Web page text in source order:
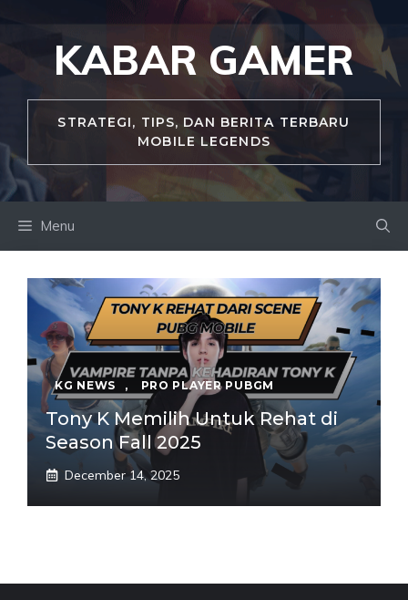
content
KABAR GAMER
STRATEGI, TIPS, DAN BERITA TERBARU
MOBILE LEGENDS
Menu
KG NEWS , PRO PLAYER PUBGM
Tony K Memilih Untuk Rehat di
Season Fall 2025
December 14, 2025